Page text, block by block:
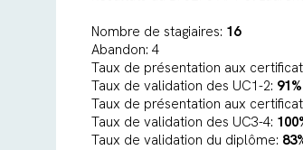
Nombre de stagiaires: 16
Abandon: 4
Taux de présentation aux
Taux de validation des UC1-2:
Taux de présentation aux
Taux de validation des UC3-4:
Taux de validation du diplôme: